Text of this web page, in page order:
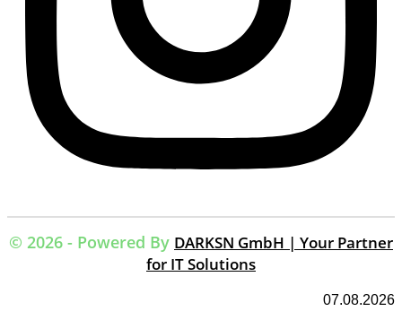
© 2026 - Powered By DARKSN GmbH | Your Partner
for IT Solutions
07.08.2026